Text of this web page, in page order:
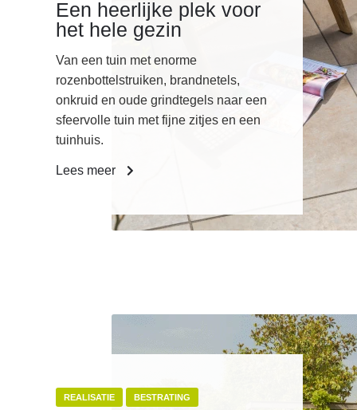
Een heerlijke plek voor
het hele gezin
Van een tuin met enorme
rozenbottelstruiken, brandnetels,
onkruid en oude grindtegels naar een
sfeervolle tuin met fijne zitjes en een
tuinhuis.
Lees meer
REALISATIE BESTRATING